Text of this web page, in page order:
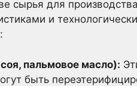
сырья для
и
пальмовое масло):
быть